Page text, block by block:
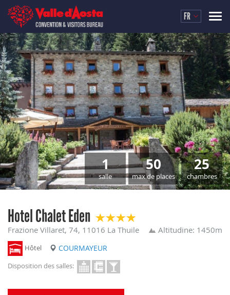
FR
25
chambres
50
max de places
1
salle
Hotel Chalet Eden
Frazione Villaret, 74, 11016 La Thuile Altitudine: 1450m
Hôtel COURMAYEUR
Disposition des salles: